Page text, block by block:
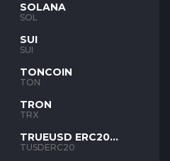
SOLANA
SOL
SUI
SUI
TONCOIN
TON
TRON
TRX
TRUEUSD ERC20
TUSD
TUSDERC20